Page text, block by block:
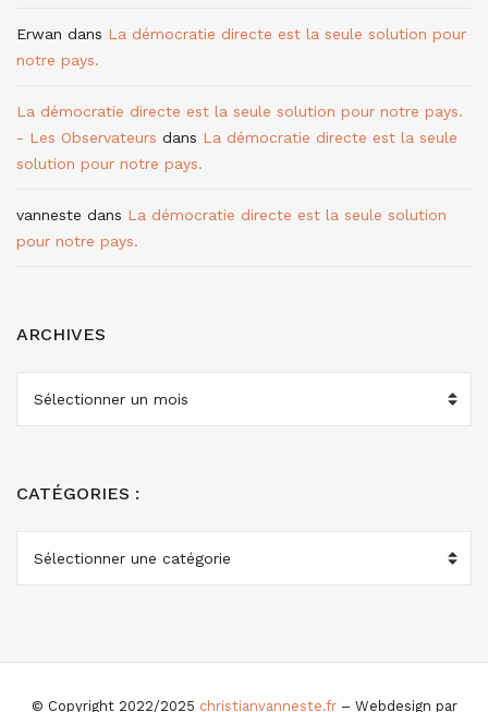
Erwan dans La démocratie directe est la seule solution pour
notre pays.
La démocratie directe est la seule solution pour notre pays.
- Les Observateurs dans La démocratie directe est la seule
solution pour notre pays.
vanneste dans La démocratie directe est la seule solution
pour notre pays.
ARCHIVES
ARCHIVES
CATÉGORIES :
CATÉGORIES
© Copyright 2022/2025 christianvanneste.fr– Webdesign par